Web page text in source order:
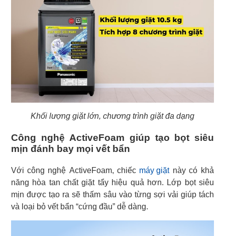
Khối lượng giặt lớn, chương trình giặt đa dạng
Công nghệ ActiveFoam giúp tạo bọt siêu
mịn đánh bay mọi vết bẩn
Với công nghệ ActiveFoam, chiếc máy giặtnày có khả
năng hòa tan chất giặt tẩy hiệu quả hơn. Lớp bọt siêu
mịn được tạo ra sẽ thấm sâu vào từng sợi vải giúp tách
và loại bỏ vết bẩn “cứng đầu” dễ dàng.